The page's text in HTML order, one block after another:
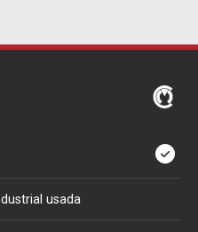
usada